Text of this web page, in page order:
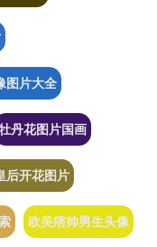
图片大全
丹花图片国画
后开花图片
欧美痞帅男生头像